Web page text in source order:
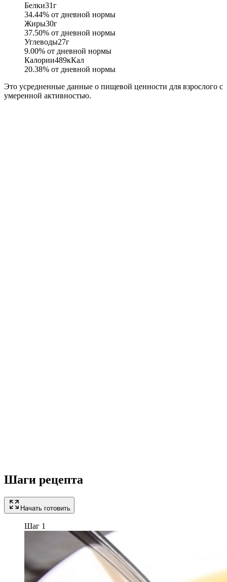
Белки31г
34.44% от дневной нормы
Жиры30г
37.50% от дневной нормы
Углеводы27г
9.00% от дневной нормы
Калории489кКал
20.38% от дневной нормы
Это усредненные данные о пищевой ценности для взрослого с
умеренной активностью.
Шаги рецепта
Начать готовить
Шаг 1